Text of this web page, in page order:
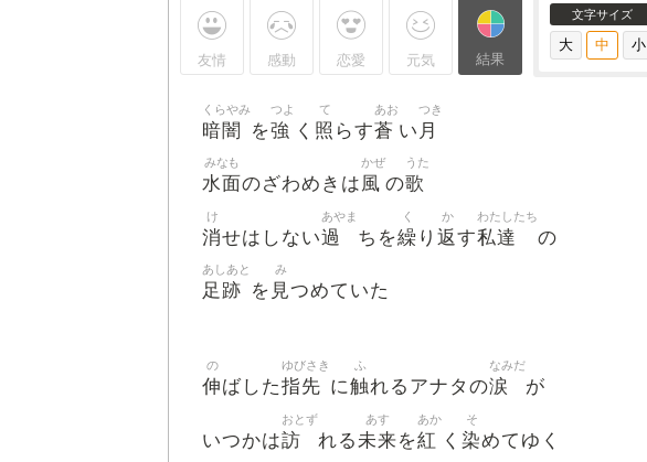
友情 感動 恋愛 元気 結果
文字サイズ
暗闇
くらやみ
を強
つよ
く 照
て
らす蒼
あお
い 月
つき
水面
みなも
のざわめきは風
かぜ
の歌
うた
消
け
せはしない過
あやま
ちを繰
く
り 返
か
す私達
わたしたち
の
足跡
あしあと
を 見
み
つめていた
伸
の
ばした指先
ゆびさき
に触
ふ
れるアナタの涙
なみだ
が
いつかは訪
おとず
れる 未来
あす
を紅
あか
く 染
そ
めてゆく